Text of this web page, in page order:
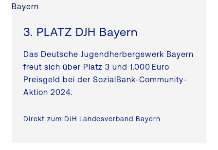
3. PLATZ DJH Bayern
Das Deutsche Jugendherbergswerk Bayern
freut sich über Platz 3 und 1.000 Euro
Preisgeld bei der SozialBank-Community-
Aktion 2024.
Direkt zum DJH Landesverband Bayern